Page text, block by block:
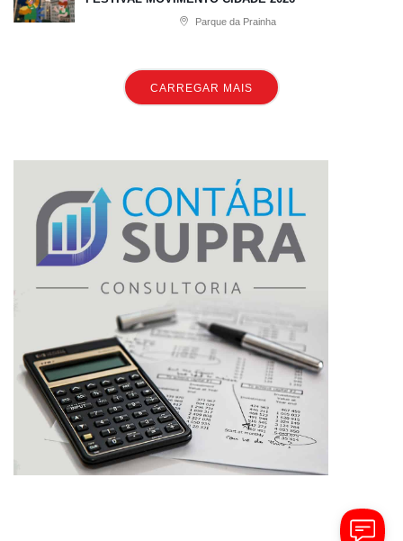
Parque da Prainha
CARREGAR MAIS